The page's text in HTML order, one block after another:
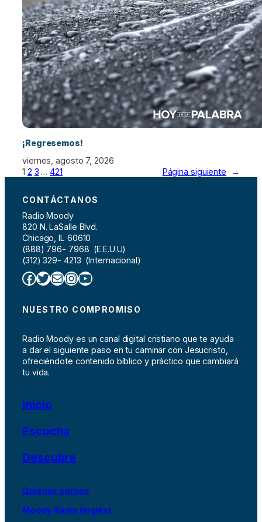
¡Regresemos!
viernes, agosto 7, 2026
1 2 3 … 421 Página siguiente →
CONTÁCTANOS
Radio Moody
820 N. LaSalle Blvd.
Chicago, IL 60610
(888) 796- 7968 (E.E.U.U)
(312) 329- 4213 (Internacional)
Facebook Twitter Correo electrónico InstagramYouTube
NUESTRO COMPROMISO
Radio Moody es un canal digital cristiano que te ayuda
a dar el siguiente paso en tu caminar con Jesucristo,
ofreciéndote contenido bíblico y práctico que cambiará
tu vida.
Inicio
Escucha
Descubre
Quiénes somos
Moody Radio (inglés)